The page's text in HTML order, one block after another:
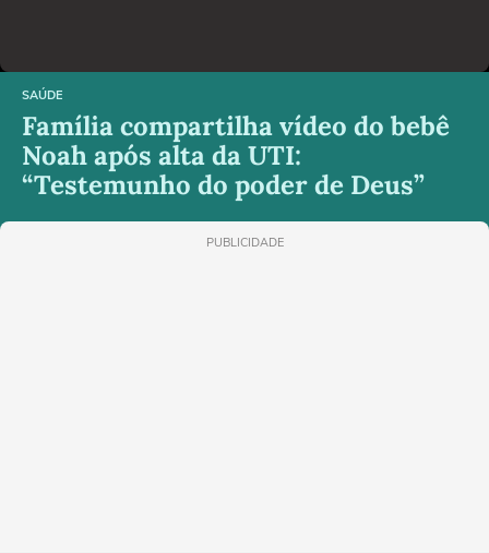
SAÚDE
Família compartilha vídeo do bebê
Noah após alta da UTI:
“Testemunho do poder de Deus”
PUBLICIDADE